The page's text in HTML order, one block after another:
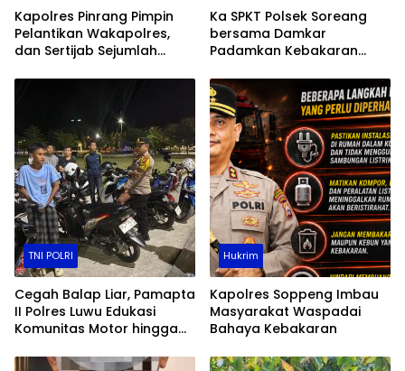
Kapolres Pinrang Pimpin
Pelantikan Wakapolres,
dan Sertijab Sejumlah
Ka SPKT Polsek Soreang
bersama Damkar
Padamkan Kebakaran
TNI POLRI
Cegah Balap Liar, Pamapta
II Polres Luwu Edukasi
Komunitas Motor hingga
Hukrim
Kapolres Soppeng Imbau
Masyarakat Waspadai
Bahaya Kebakaran